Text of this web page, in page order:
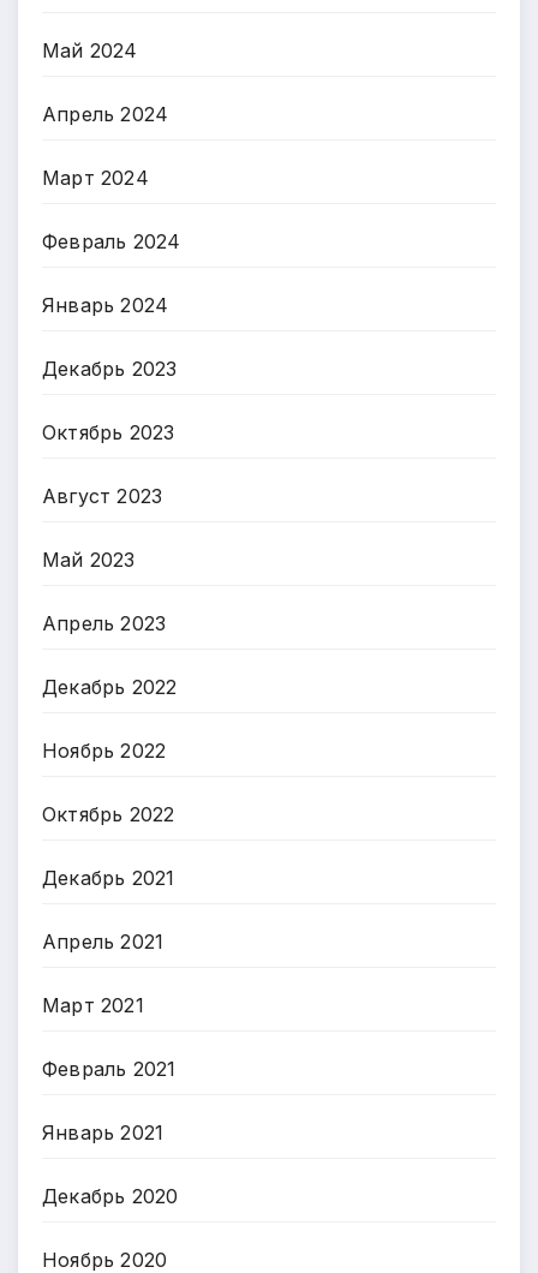
Май 2024
Апрель 2024
Март 2024
Февраль 2024
Январь 2024
Декабрь 2023
Октябрь 2023
Август 2023
Май 2023
Апрель 2023
Декабрь 2022
Ноябрь 2022
Октябрь 2022
Декабрь 2021
Апрель 2021
Март 2021
Февраль 2021
Январь 2021
Декабрь 2020
Ноябрь 2020